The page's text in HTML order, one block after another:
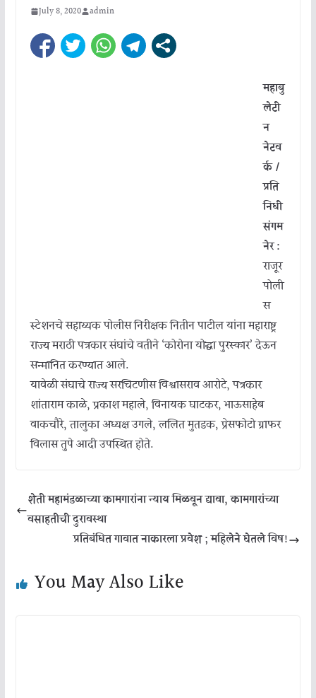
July 8, 2020 admin
महाबु
लेटी
न
नेटव
र्क /
प्रति
निधी
संगम
नेर :
राजूर
पोली
स
स्टेशनचे सहाय्यक पोलीस निरीक्षक नितीन पाटील यांना महाराष्ट्र
राज्य मराठी पत्रकार संघांचे वतीने ‘कोरोना योद्धा पुरस्कार’ देऊन
सन्मानित करण्यात आले.
यावेळी संघाचे राज्य सरचिटणीस विश्वासराव आरोटे, पत्रकार
शांताराम काळे, प्रकाश महाले, विनायक घाटकर, भाऊसाहेब
वाकचौरे, तालुका अध्यक्ष उगले, ललित मुतडक, प्रेसफोटो ग्राफर
विलास तुपे आदी उपस्थित होते.
शेती महामंडळाच्या कामगारांना न्याय मिळवून द्यावा, कामगारांच्या
वसाहतीची दुरावस्था
प्रतिबंधित गावात नाकारला प्रवेश ; महिलेने घेतले विष!
You May Also Like